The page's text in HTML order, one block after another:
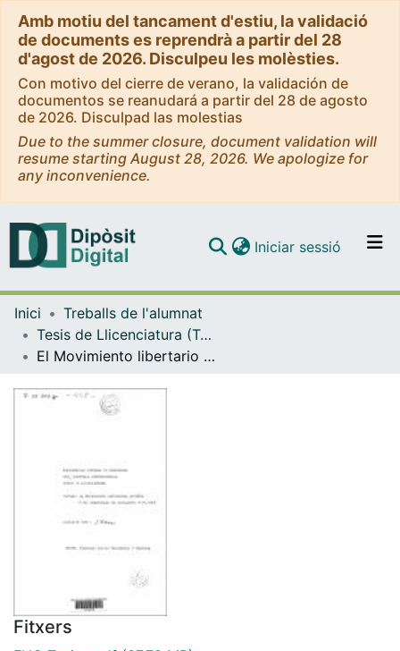
Amb motiu del tancament d'estiu, la validació
de documents es reprendrà a partir del 28
d'agost de 2026. Disculpeu les molèsties.
Con motivo del cierre de verano, la validación de
documentos se reanudará a partir del 28 de agosto
de 2026. Disculpad las molestias
Due to the summer closure, document validation will
resume starting August 28, 2026. We apologize for
any inconvenience.
Navega per tot el DD
Com publicar
Iniciar sessió (current)
Inici
Treballs de l'alumnat
Tesis de Llicenciatura (Tesines) - Història
El Movimiento libertario español y su desarrollo en Catalunya : 1939-1945
Fitxers